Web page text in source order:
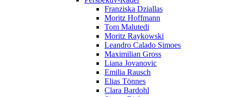
Franziska Dziallas
Moritz Hoffmann
Tom Malutedi
Moritz Raykowski
Leandro Calado Simoes
Maximilian Gross
Liana Jovanovic
Emilia Rausch
Elias Tönnes
Clara Bardohl